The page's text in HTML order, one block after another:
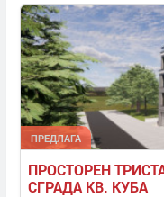
ПРЕДЛАГА
ПРОСТОРЕН
СГРАДА КВ. КУБА